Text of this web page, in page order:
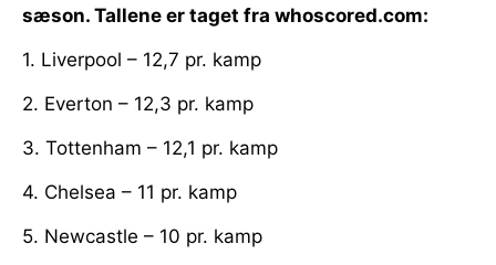
sæson. Tallene er taget fra whoscored.com:
1. Liverpool – 12,7 pr. kamp
2. Everton – 12,3 pr. kamp
3. Tottenham – 12,1 pr. kamp
4. Chelsea – 11 pr. kamp
5. Newcastle – 10 pr. kamp